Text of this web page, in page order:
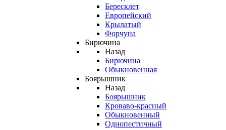
Бересклет
Европейский
Крылатый
Форчуна
Бирючина
Назад
Бирючина
Обыкновенная
Боярышник
Назад
Боярышник
Кроваво-красный
Обыкновенный
Однопестичный